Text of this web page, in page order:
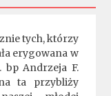
tych, którzy
erygowana w
bp Andrzeja F.
ta przybliży